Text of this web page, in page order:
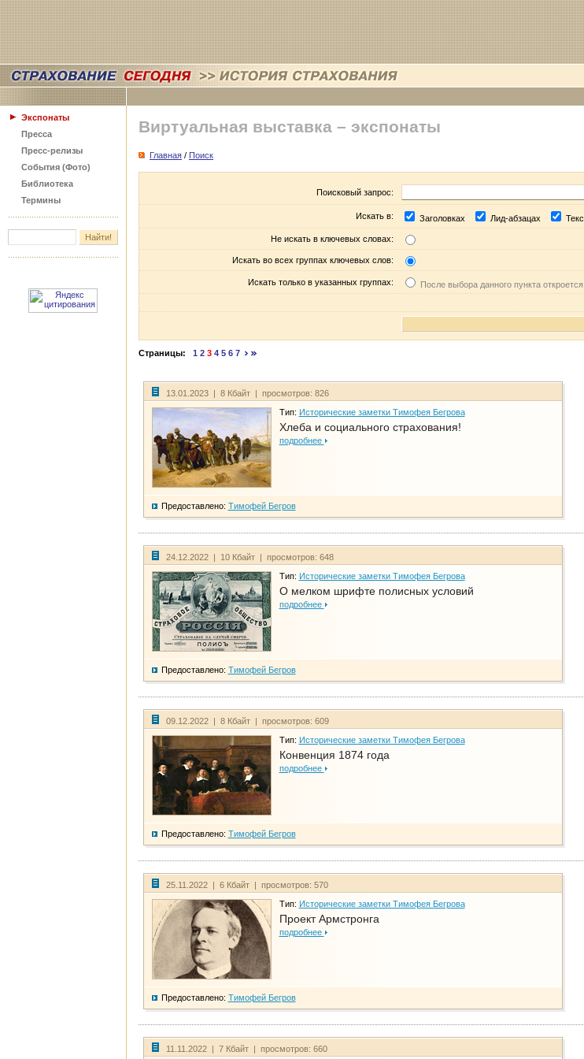
Экспонаты
Пресса
Пресс-релизы
События (Фото)
Библиотека
Термины
Виртуальная выставка – экспонаты
Главная / Поиск
Поисковый запрос:
Искать в: Заголовках Лид-абзацах
Не искать в ключевых словах:
Искать во всех группах ключевых слов:
Искать только в указанных группах: После выбора данного пункта
Страницы: 1 2 3 4 5 6 7
13.01.2023 | 8 Кбайт | просмотров: 826
Тип: Исторические заметки Тимофея Бегрова
Хлеба и социального страхования!
подробнее
Предоставлено: Тимофей Бегров
24.12.2022 | 10 Кбайт | просмотров: 648
Тип: Исторические заметки Тимофея Бегрова
О мелком шрифте полисных условий
подробнее
Предоставлено: Тимофей Бегров
09.12.2022 | 8 Кбайт | просмотров: 609
Тип: Исторические заметки Тимофея Бегрова
Конвенция 1874 года
подробнее
Предоставлено: Тимофей Бегров
25.11.2022 | 6 Кбайт | просмотров: 570
Тип: Исторические заметки Тимофея Бегрова
Проект Армстронга
подробнее
Предоставлено: Тимофей Бегров
11.11.2022 | 7 Кбайт | просмотров: 660